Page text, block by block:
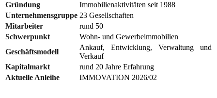
Gründung
Immobilienaktivitäten seit 1988
Unternehmensgruppe 23 Gesellschaften
Mitarbeiter
rund 50
Schwerpunkt
Wohn- und Gewerbeimmobilien
Geschäftsmodell
Ankauf, Entwicklung, Verwaltung und
Verkauf
Kapitalmarkt
rund 20 Jahre Erfahrung
Aktuelle Anleihe
IMMOVATION 2026/02